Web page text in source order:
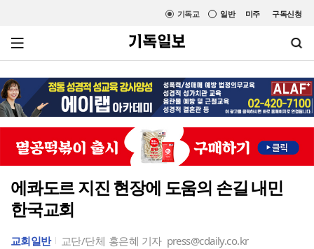
미주 구독신청
일반
기독교
에콰도르 지진 현장에 도움의 손길 내민
한국교회
교회일반 교단/단체 홍은혜 기자 press@cdaily.co.kr